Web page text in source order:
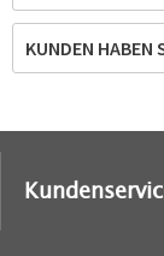
KUNDEN HABEN